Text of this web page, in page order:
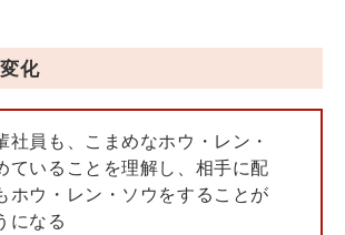
化
社員も、こまめなホウ・レン・
ていることを理解し、相手に配
ホウ・レン・ソウをすることが
になる